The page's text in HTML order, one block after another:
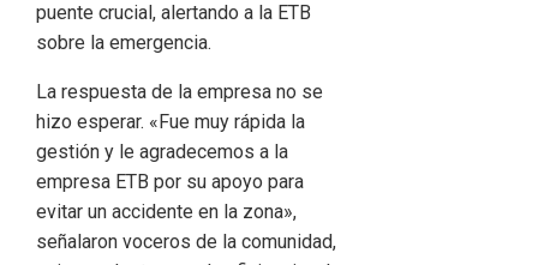
puente crucial, alertando a la ETB
sobre la emergencia.
La respuesta de la empresa no se
hizo esperar. «Fue muy rápida la
gestión y le agradecemos a la
empresa ETB por su apoyo para
evitar un accidente en la zona»,
señalaron voceros de la comunidad,